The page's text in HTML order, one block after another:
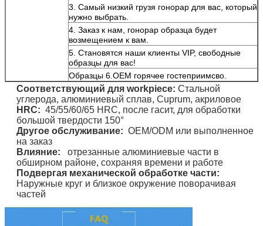
3. Самый низкий грузя гонорар для вас, который
нужно выбрать.
4. Заказ к нам, гонорар образца будет
возмещением к вам.
5. Становятся наши клиенты VIP, свободные
образцы для вас!
Образцы 6.OEM горячее гостеприимсво.
Соответствующий для workpiece: Стальной
углерода, алюминиевый сплав, Cuprum, акриловое
HRC: 45/55/60/65 HRC, после гасит, для обработки
большой твердости 150°
Другое обслуживание: OEM/ODM или выполненное
на заказ
Влияние: отрезанные алюминиевые части в
обширном районе, сохраняя времени и работе
Подвергая механической обработке части:
Наружные круг и близкое окружение поворачивая
частей